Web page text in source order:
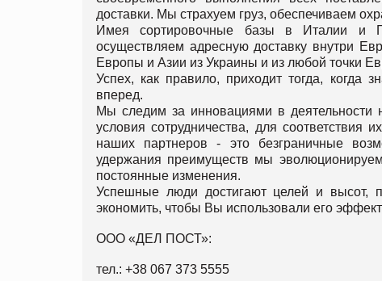
доставки. Мы страхуем груз, обеспечиваем
Имея сортировочные базы в Италии и
осуществляем адресную доставку внутри
Европы и Азии из Украины и из любой точки
Успех, как правило, приходит тогда, когда
вперед.
Мы следим за инновациями в
условия сотрудничества, для
наших партнеров - это безграничные
удержания преимуществ мы
постоянные изменения.
Успешные люди достигают целей и высот,
экономить, чтобы Вы использовали его
ООО «ДЕЛ ПОСТ»:
тел.: +38 067 373 5555